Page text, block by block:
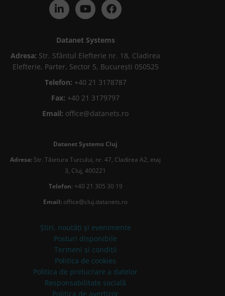
Datanet Systems
Adresa: Str. Sfântul Elefterie nr. 18, Cladirea
Elefterie, Parter, Sector 5, București 050525
Telefon: +40 21 3178787
Fax: +40 21 3179797
Email: office@datanets.ro
Datanet Systems Cluj
Adresa: Str. Tăietura Turcului, nr. 47, Cladirea A2, etaj
3, Cluj, 400221
Telefon: +40 21 305 30 19
Email: office@cluj.datanets.ro
Știri, noutăți și evenimente
Posturi disponibile
Termeni și condiții
Politica de cookies
Politica de prelucrare a datelor
Responsabilitate socială
Politica de avertizor